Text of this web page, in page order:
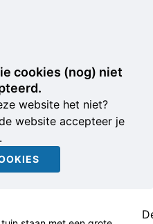
cookies (nog) niet
website het niet?
website accepteer je